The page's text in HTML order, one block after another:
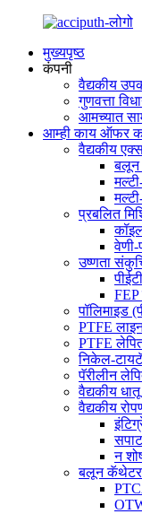
मुख्यपृष्ठ
कंपनी
वैद्यकीय
गुणवत्ता
आमच्यात
आम्ही काय ऑफर
वैद्यकीय
बलून
प्रबलित
उष्णता
FEP
पॉलिमाइड
PTFE
PTFE
निकेल-
पॅरीलीन
वैद्यकीय
वैद्यकीय
न
बलून कॅथेटर